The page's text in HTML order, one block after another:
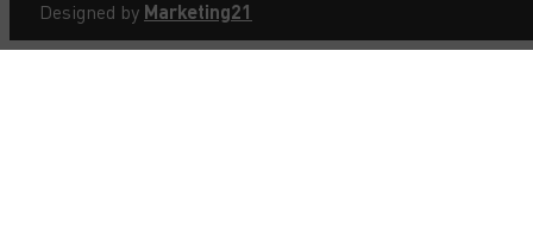
Designed by Marketing21